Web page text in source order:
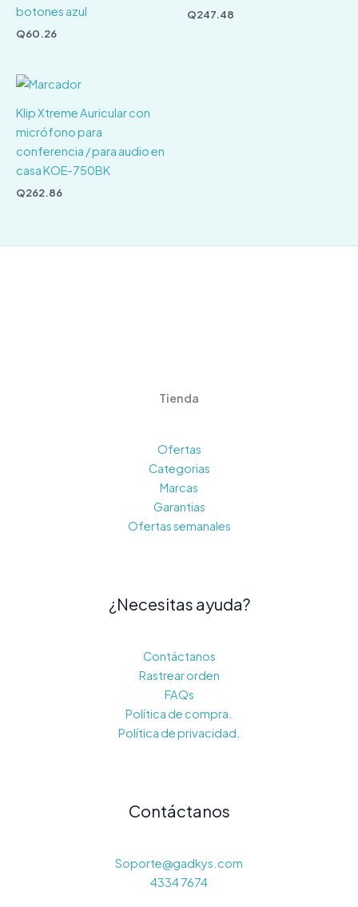
botones azul
Q60.26
Q247.48
Klip Xtreme Auricular con
micrófono para
conferencia / para audio en
casa KOE-750BK
Q262.86
Tienda
Ofertas
Categorias
Marcas
Garantias
Ofertas semanales
¿Necesitas ayuda?
Contáctanos
Rastrear orden
FAQs
Política de compra.
Política de privacidad.
Contáctanos
Soporte@gadkys.com
4334 7674